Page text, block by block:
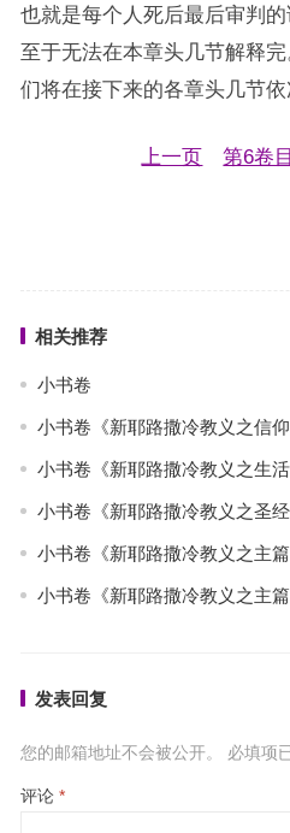
也就是每个人死后最后审判
至于无法在本章头几节解释
们将在接下来的各章头几节依
上一页 第6卷
相关推荐
小书卷
小书卷《新耶路撒冷教义之信仰
小书卷《新耶路撒冷教义之生活
小书卷《新耶路撒冷教义之圣经
小书卷《新耶路撒冷教义之主
小书卷《新耶路撒冷教义之主
发表回复
您的邮箱地址不会被公开。 必填项
评论 *